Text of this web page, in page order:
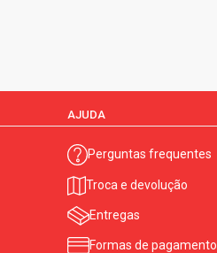
AJUDA
Perguntas frequentes
Troca e devolução
Entregas
Formas de pagamento